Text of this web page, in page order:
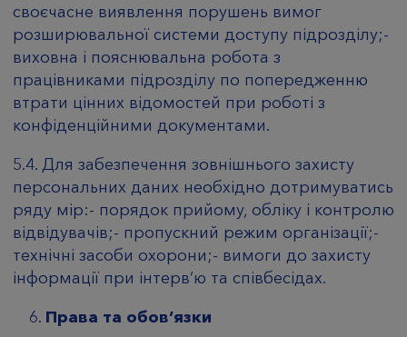
своєчасне виявлення порушень вимог
розширювальної системи доступу підрозділу;-
виховна і пояснювальна робота з
працівниками підрозділу по попередженню
втрати цінних відомостей при роботі з
конфіденційними документами.
5.4. Для забезпечення зовнішнього захисту
персональних даних необхідно дотримуватись
ряду мір:- порядок прийому, обліку і контролю
відвідувачів;- пропускний режим організації;-
технічні засоби охорони;- вимоги до захисту
інформації при інтерв’ю та співбесідах.
Права та обов’язки